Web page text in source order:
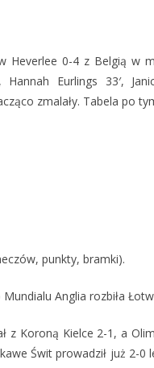
Heverlee 0-4 z Belgią w
Eurlings 33′,
zmalały. Tabela po
punkty, bramki).
Anglia rozbiła
z Koroną Kielce 2-1, a
Świt prowadził już 2-0